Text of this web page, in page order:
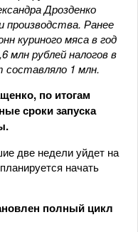
Дрозденко
производства. Ранее
куриного мяса в год
млн рублей налогов в
составляло 1 млн.
, по итогам
сроки запуска
две недели уйдет на
начать
полный цикл